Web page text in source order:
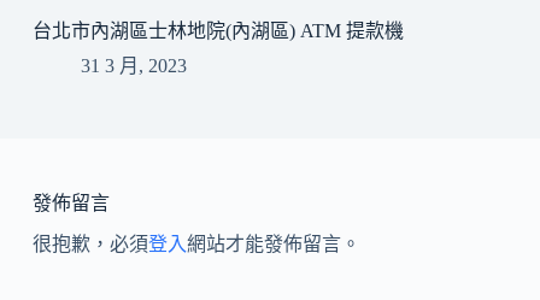
台北市內湖區士林地院(內湖區) ATM 提款機
31 3 月, 2023
發佈留言
很抱歉，必須登入網站才能發佈留言。